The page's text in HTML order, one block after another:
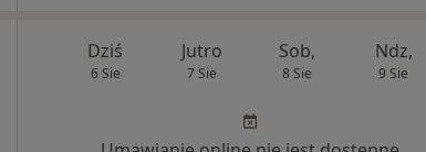
Dziś
6 Sie
Jutro
7 Sie
Sob,
8 Sie
Ndz,
9 Sie